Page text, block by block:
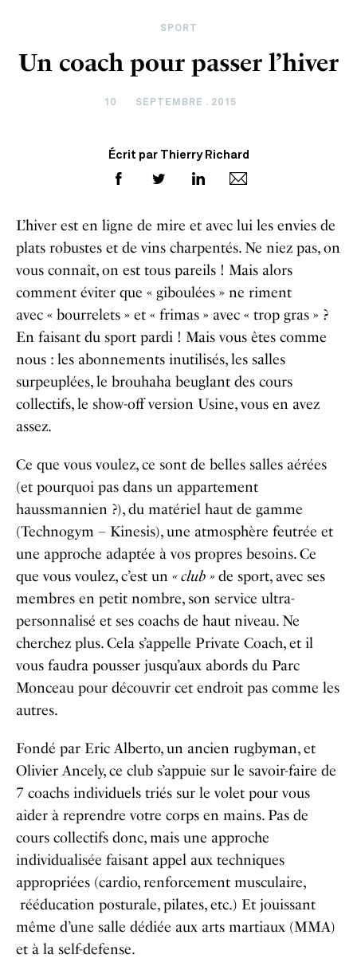
SPORT
Un coach pour passer l’hiver
10 SEPTEMBRE . 2015
Écrit par Thierry Richard
L’hiver est en ligne de mire et avec lui les envies de
plats robustes et de vins charpentés. Ne niez pas, on
vous connaît, on est tous pareils ! Mais alors
comment éviter que « giboulées » ne riment
avec « bourrelets » et « frimas » avec « trop gras » ?
En faisant du sport pardi ! Mais vous êtes comme
nous : les abonnements inutilisés, les salles
surpeuplées, le brouhaha beuglant des cours
collectifs, le show-off version Usine, vous en avez
assez.
Ce que vous voulez, ce sont de belles salles aérées
(et pourquoi pas dans un appartement
haussmannien ?), du matériel haut de gamme
(Technogym – Kinesis), une atmosphère feutrée et
une approche adaptée à vos propres besoins. Ce
que vous voulez, c’est un « club »de sport, avec ses
membres en petit nombre, son service ultra-
personnalisé et ses coachs de haut niveau. Ne
cherchez plus. Cela s’appelle Private Coach, et il
vous faudra pousser jusqu’aux abords du Parc
Monceau pour découvrir cet endroit pas comme les
autres.
Fondé par Eric Alberto, un ancien rugbyman, et
Olivier Ancely, ce club s’appuie sur le savoir-faire de
7 coachs individuels triés sur le volet pour vous
aider à reprendre votre corps en mains. Pas de
cours collectifs donc, mais une approche
individualisée faisant appel aux techniques
appropriées (cardio, renforcement musculaire,
rééducation posturale, pilates, etc.) Et jouissant
même d’une salle dédiée aux arts martiaux (MMA)
et à la self-defense.